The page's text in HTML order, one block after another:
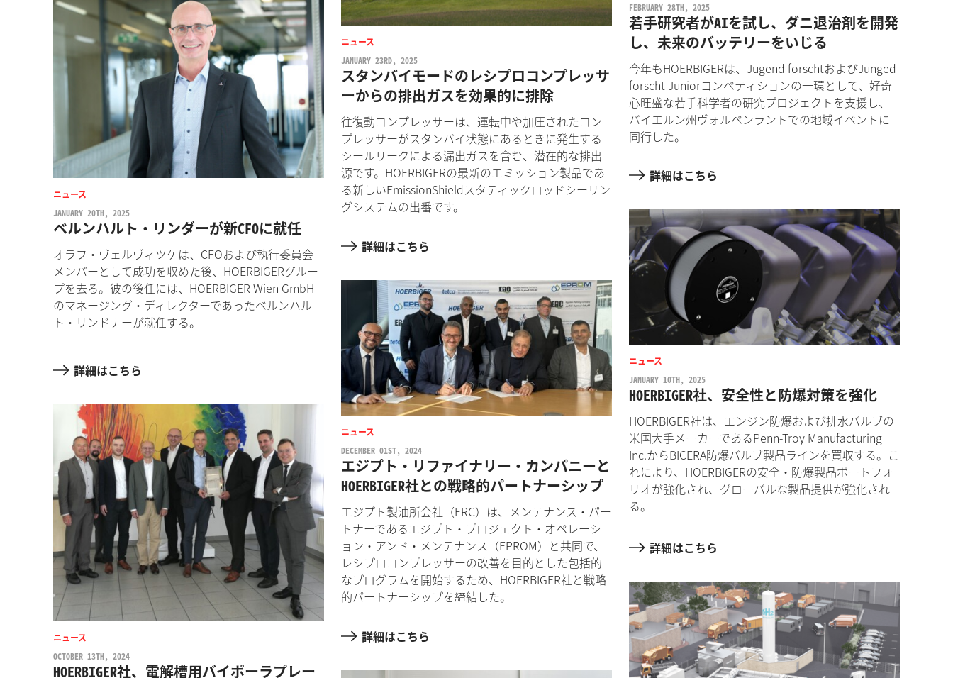
FEBRUARY 28TH, 2025
若手研究者がAIを試し、ダニ退治剤を開発
し、未来のバッテリーをいじる
今年もHOERBIGERは、Jugend forschtおよびJunged
forscht Juniorコンペティションの一環として、好奇
心旺盛な若手科学者の研究プロジェクトを支援し、
バイエルン州ヴォルペンラントでの地域イベントに
同行した。
詳細はこちら
ニュース
JANUARY 23RD, 2025
スタンバイモードのレシプロコンプレッサ
ーからの排出ガスを効果的に排除
往復動コンプレッサーは、運転中や加圧されたコン
プレッサーがスタンバイ状態にあるときに発生する
シールリークによる漏出ガスを含む、潜在的な排出
源です。HOERBIGERの最新のエミッション製品であ
る新しいEmissionShieldスタティックロッドシーリン
グシステムの出番です。
詳細はこちら
ニュース
JANUARY 20TH, 2025
ベルンハルト・リンダーが新CFOに就任
オラフ・ヴェルヴィツケは、CFOおよび執行委員会
メンバーとして成功を収めた後、HOERBIGERグルー
プを去る。彼の後任には、HOERBIGER Wien GmbH
のマネージング・ディレクターであったベルンハル
ト・リンドナーが就任する。
詳細はこちら
ニュース
JANUARY 10TH, 2025
HOERBIGER社、安全性と防爆対策を強化
HOERBIGER社は、エンジン防爆および排水バルブの
米国大手メーカーであるPenn-Troy Manufacturing
Inc.からBICERA防爆バルブ製品ラインを買収する。こ
れにより、HOERBIGERの安全・防爆製品ポートフォ
リオが強化され、グローバルな製品提供が強化され
る。
詳細はこちら
ニュース
DECEMBER 01ST, 2024
エジプト・リファイナリー・カンパニーと
HOERBIGER社との戦略的パートナーシップ
エジプト製油所会社（ERC）は、メンテナンス・パー
トナーであるエジプト・プロジェクト・オペレーシ
ョン・アンド・メンテナンス（EPROM）と共同で、
レシプロコンプレッサーの改善を目的とした包括的
なプログラムを開始するため、HOERBIGER社と戦略
的パートナーシップを締結した。
詳細はこちら
ニュース
OCTOBER 13TH, 2024
HOERBIGER社、電解槽用バイポーラプレー